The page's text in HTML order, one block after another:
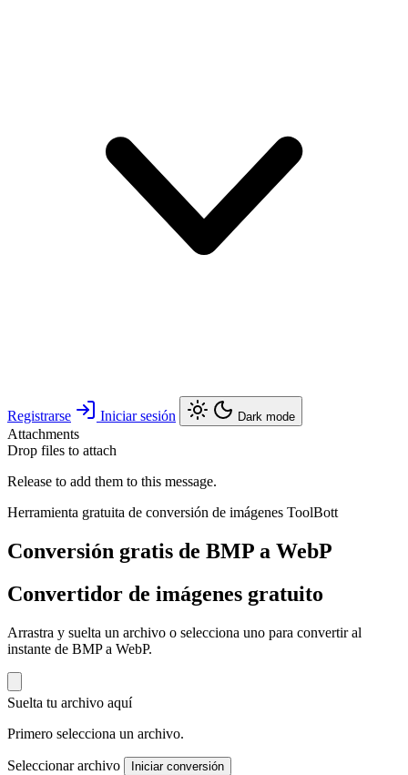
Registrarse Iniciar sesión Dark mode
Attachments
Drop files to attach
Release to add them to this message.
Herramienta gratuita de conversión de imágenes ToolBott
Conversión gratis de BMP a WebP
Convertidor de imágenes gratuito
Arrastra y suelta un archivo o selecciona uno para convertir al
instante de BMP a WebP.
Suelta tu archivo aquí
Primero selecciona un archivo.
Seleccionar archivo Iniciar conversión